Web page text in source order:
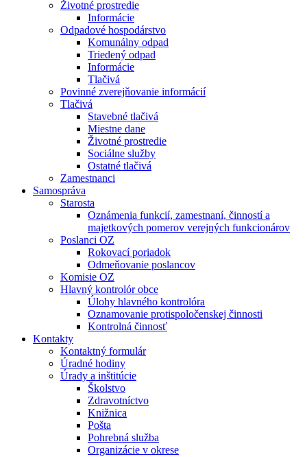
Životné prostredie
Informácie
Odpadové hospodárstvo
Komunálny odpad
Triedený odpad
Informácie
Tlačivá
Povinné zverejňovanie informácií
Tlačivá
Stavebné tlačivá
Miestne dane
Životné prostredie
Sociálne služby
Ostatné tlačivá
Zamestnanci
Samospráva
Starosta
Oznámenia funkcií, zamestnaní, činností a
majetkových pomerov verejných funkcionárov
Poslanci OZ
Rokovací poriadok
Odmeňovanie poslancov
Komisie OZ
Hlavný kontrolór obce
Úlohy hlavného kontrolóra
Oznamovanie protispoločenskej činnosti
Kontrolná činnosť
Kontakty
Kontaktný formulár
Úradné hodiny
Úrady a inštitúcie
Školstvo
Zdravotníctvo
Knižnica
Pošta
Pohrebná služba
Organizácie v okrese